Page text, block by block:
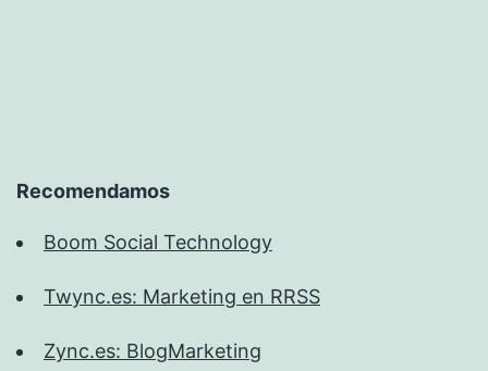
Recomendamos
Boom Social Technology
Twync.es: Marketing en RRSS
Zync.es: BlogMarketing